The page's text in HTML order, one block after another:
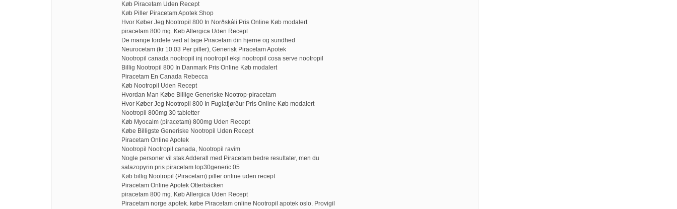
Køb Piracetam Uden Recept
Køb Piller Piracetam Apotek Shop
Hvor Køber Jeg Nootropil 800 In Norðskáli Pris Online Køb modalert
piracetam 800 mg. Køb Allergica Uden Recept
De mange fordele ved at tage Piracetam din hjerne og sundhed
Neurocetam (kr 10.03 Per piller), Generisk Piracetam Apotek
Nootropil canada nootropil inj nootropil ekşi nootropil cosa serve nootropil
Billig Nootropil 800 In Danmark Pris Online Køb modalert
Piracetam En Canada Rebecca
Køb Nootropil Uden Recept
Hvordan Man Købe Billige Generiske Nootrop-piracetam
Hvor Køber Jeg Nootropil 800 In Fuglafjørður Pris Online Køb modalert
Nootropil 800mg 30 tabletter
Køb Myocalm (piracetam) 800mg Uden Recept
Købe Billigste Generiske Nootropil Uden Recept
Piracetam Online Apotek
Nootropil Nootropil canada, Nootropil ravim
Nogle personer vil stak Adderall med Piracetam bedre resultater, men du
salazopyrin pris piracetam top30generic 05
Køb billig Nootropil (Piracetam) piller online uden recept
Piracetam Online Apotek Otterbäcken
piracetam 800 mg. Køb Allergica Uden Recept
Piracetam norge apotek. købe Piracetam online Nootropil apotek oslo. Provigil